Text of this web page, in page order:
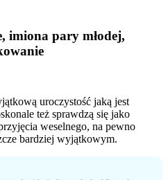
imiona pary młodej,
uroczystość jaką jest
też sprawdzą się jako
weselnego, na pewno
bardziej wyjątkowym.